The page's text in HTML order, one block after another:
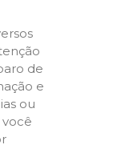
de
e
ou